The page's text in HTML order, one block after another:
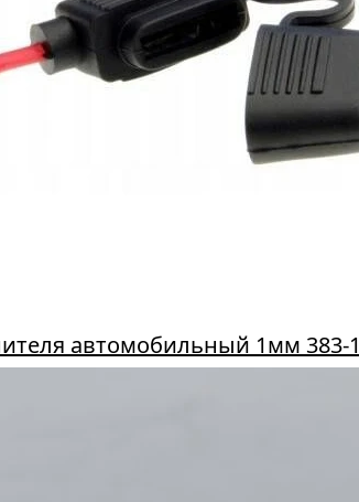
автомобильный 1мм 383-1